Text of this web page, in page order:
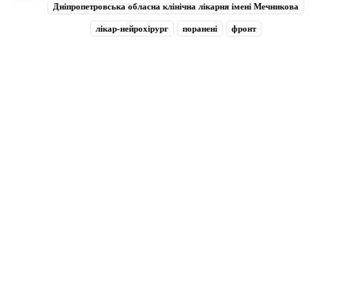
Дніпропетровська обласна клінічна лікарня імені Мечникова
лікар-нейрохірург поранені фронт